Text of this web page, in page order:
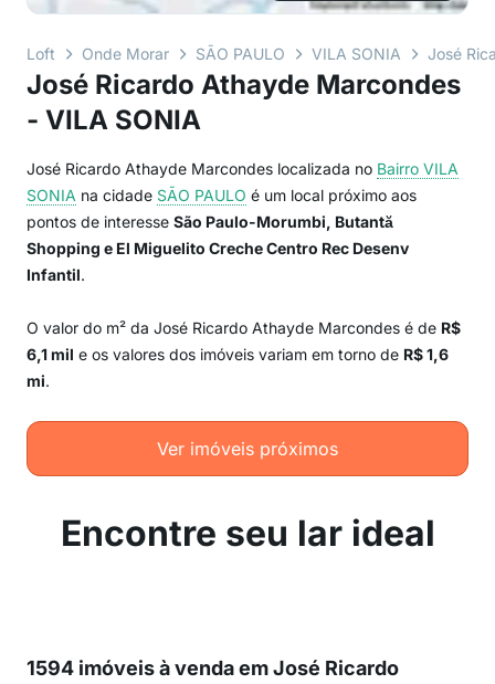
Loft Onde Morar SÃO PAULO VILA SONIA José
José Ricardo Athayde Marcondes
- VILA SONIA
José Ricardo Athayde Marcondes localizada no Bairro VILA
SONIA na cidade SÃO PAULO é um local próximo aos
pontos de interesse São Paulo-Morumbi, Butantă
Shopping e El Miguelito Creche Centro Rec Desenv
Infantil.
O valor do m² da José Ricardo Athayde Marcondes é de R$
6,1 mil e os valores dos imóveis variam em torno de R$ 1,6
mi.
Ver imóveis próximos
Encontre seu lar ideal
1594 imóveis à venda em José Ricardo